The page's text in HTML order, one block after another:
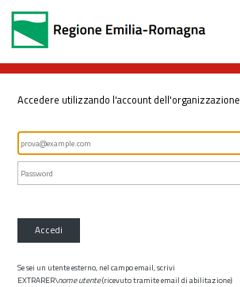
Accedere utilizzando l'account dell'organizzazione
Accedi
Se sei un utente esterno, nel campo email, scrivi
EXTRARER\nome utente(ricevuto tramite email di abilitazione)